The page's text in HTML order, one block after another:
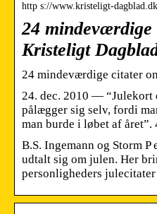
http s://www.kristeligt-
24
Kristeligt
24 mindeværdige citater
24. dec. 2010 — “Julekort
pålægger sig selv, fordi
man burde i løbet af året”.
B.S. Ingemann og Storm P
udtalt sig om julen. Her
personligheders julecitater